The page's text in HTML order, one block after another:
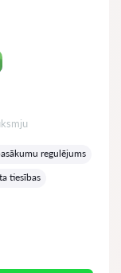
regulējums
tiesības